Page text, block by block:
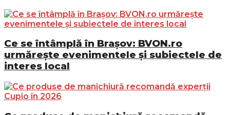
Ce se întâmplă în Brașov: BVON.ro
urmărește evenimentele și subiectele de
interes local